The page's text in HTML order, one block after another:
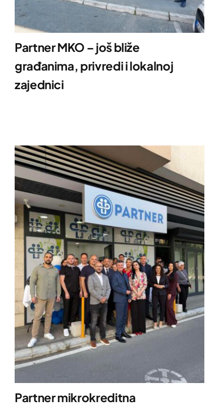
Partner MKO – još bliže
građanima, privredi i lokalnoj
zajednici
Partner mikrokreditna